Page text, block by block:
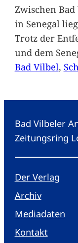
Zwischen
in Senegal
Trotz der
und dem
Bad Vilbel,
Bad Vilbeler
Zeitungsring
Der Verlag
Archiv
Mediadaten
Kontakt